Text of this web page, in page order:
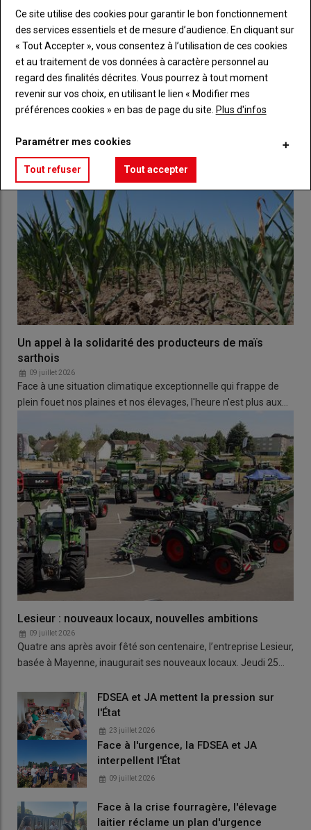
compte pour accéder à tout Réussir Agri72
Lien Créez un compte
LES PLUS LUS
Un appel à la solidarité des producteurs de maïs
sarthois
09 juillet 2026
Face à une situation climatique exceptionnelle qui frappe de
plein fouet nos plaines et nos élevages, l'heure n'est plus aux…
Lesieur : nouveaux locaux, nouvelles ambitions
09 juillet 2026
Quatre ans après avoir fêté son centenaire, l’entreprise Lesieur,
basée à Mayenne, inaugurait ses nouveaux locaux. Jeudi 25…
FDSEA et JA mettent la pression sur
l'État
23 juillet 2026
Face à l'urgence, la FDSEA et JA
interpellent l'État
09 juillet 2026
Face à la crise fourragère, l'élevage
laitier réclame un plan d'urgence
Ce site utilise des cookies pour garantir le bon fonctionnement
des services essentiels et de mesure d’audience. En cliquant sur
« Tout Accepter », vous consentez à l’utilisation de ces cookies
et au traitement de vos données à caractère personnel au
regard des finalités décrites. Vous pourrez à tout moment
revenir sur vos choix, en utilisant le lien « Modifier mes
préférences cookies » en bas de page du site. Plus d'infos
Paramétrer mes cookies
Tout refuser Tout accepter